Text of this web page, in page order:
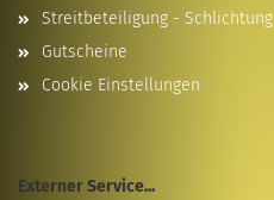
Streitbeteiligung - Schlichtung
Gutscheine
Cookie Einstellungen
Externer Service...